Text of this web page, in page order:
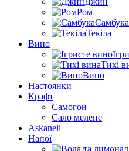
Ром
Самбука
Текіла
Вино
Тихі
Вино
Настоянки
Крафт
Самогон
Сало мелене
Askaneli
Напої